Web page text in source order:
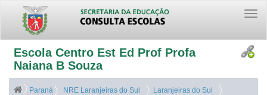
Escola Centro Est Ed Prof Profa
Naiana B Souza
Paraná NRE Laranjeiras do Sul
Laranjeiras do Sul